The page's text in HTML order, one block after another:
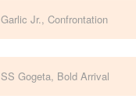
Garlic Jr., Confrontation
SS Gogeta, Bold Arrival